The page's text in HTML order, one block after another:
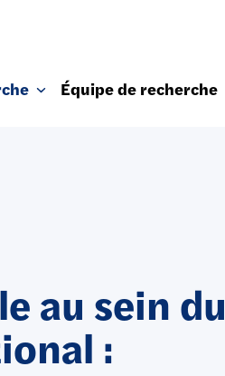
Équipe de recherche
au sein du
: